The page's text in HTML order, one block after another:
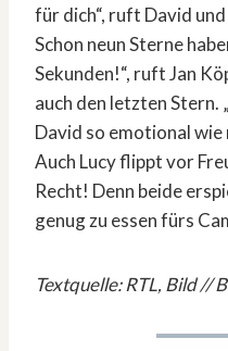
für dich“, ruft David
Schon neun Sterne
Sekunden!“, ruft Jan
auch den letzten Stern.
David so emotional wie
Auch Lucy flippt vor
Recht! Denn beide
genug zu essen fürs
Textquelle: RTL, Bild //